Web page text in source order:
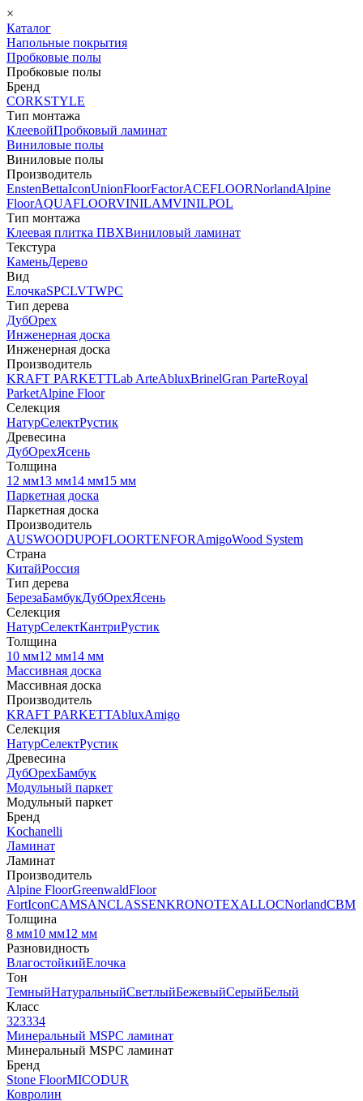
×
Каталог
Напольные покрытия
Пробковые полы
Пробковые полы
Бренд
CORKSTYLE
Тип монтажа
КлеевойПробковый ламинат
Виниловые полы
Виниловые полы
Производитель
EnstenBettaIconUnionFloorFactorACEFLOORNorlandAlpine
FloorAQUAFLOORVINILAMVINILPOL
Тип монтажа
Клеевая плитка ПВХВиниловый ламинат
Текстура
КаменьДерево
Вид
ЕлочкаSPCLVTWPC
Тип дерева
ДубОрех
Инженерная доска
Инженерная доска
Производитель
KRAFT PARKETTLab ArteAbluxBrinelGran ParteRoyal
ParketAlpine Floor
Селекция
НатурСелектРустик
Древесина
ДубОрехЯсень
Толщина
12 мм13 мм14 мм15 мм
Паркетная доска
Паркетная доска
Производитель
AUSWOODUPOFLOORTENFORAmigoWood System
Страна
КитайРоссия
Тип дерева
БерезаБамбукДубОрехЯсень
Селекция
НатурСелектКантриРустик
Толщина
10 мм12 мм14 мм
Массивная доска
Массивная доска
Производитель
KRAFT PARKETTAbluxAmigo
Селекция
НатурСелектРустик
Древесина
ДубОрехБамбук
Модульный паркет
Модульный паркет
Бренд
Kochanelli
Ламинат
Ламинат
Производитель
Alpine FloorGreenwaldFloor
FortIconCAMSANCLASSENKRONOTEXALLOCNorlandCBM
Толщина
8 мм10 мм12 мм
Разновидность
ВлагостойкийЕлочка
Тон
ТемныйНатуральныйСветлыйБежевыйСерыйБелый
Класс
323334
Минеральный MSPC ламинат
Минеральный MSPC ламинат
Бренд
Stone FloorMICODUR
Ковролин